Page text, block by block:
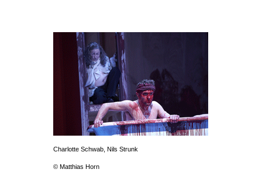
Charlotte Schwab, Nils Strunk
© Matthias Horn